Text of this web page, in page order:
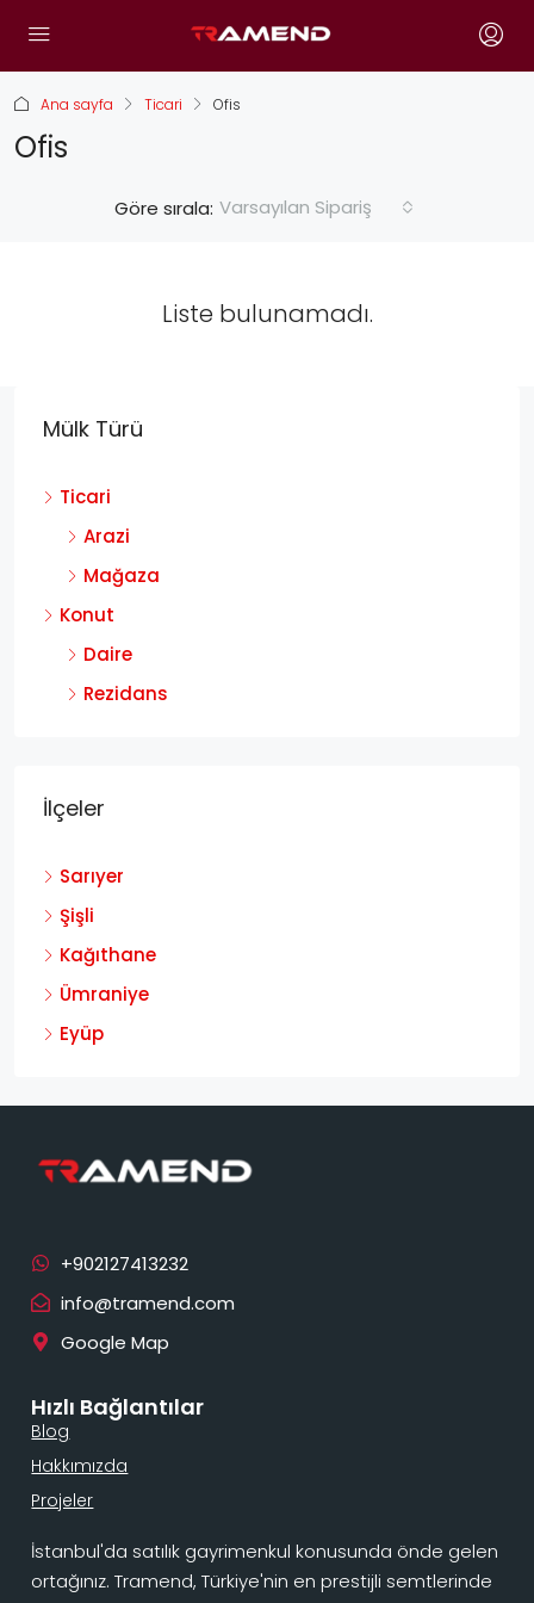
Ana sayfa Ticari Ofis
Ofis
Göre sırala: Varsayılan Sipariş
Liste bulunamadı.
Mülk Türü
Ticari
Arazi
Mağaza
Konut
Daire
Rezidans
İlçeler
Sarıyer
Şişli
Kağıthane
Ümraniye
Eyüp
info@tramend.com
Google Map
Hızlı Bağlantılar
Blog
Hakkımızda
Projeler
İstanbul'da satılık gayrimenkul konusunda önde gelen
ortağınız. Tramend, Türkiye'nin en prestijli semtlerinde